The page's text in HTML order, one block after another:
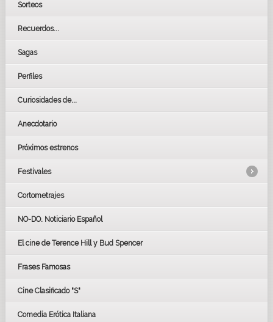
Sorteos
Recuerdos...
Sagas
Perfiles
Curiosidades de...
Anecdotario
Próximos estrenos
Festivales
LOS OSCARS
GOYAS
BAFTA
Cortometrajes
NO-DO. Noticiario Español
El cine de Terence Hill y Bud Spencer
Frases Famosas
Cine Clasificado "S"
Comedia Erótica Italiana